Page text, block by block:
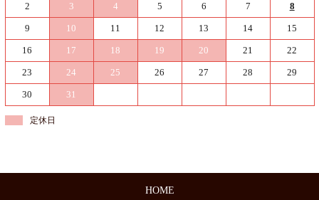
2 3 4 5 6 7 8
9 10 11 12 13 14 15
16 17 18 19 20 21 22
23 24 25 26 27 28 29
30 31
定休日
HOME